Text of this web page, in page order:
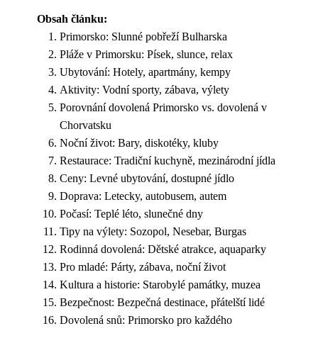
Obsah článku:
Primorsko: Slunné pobřeží Bulharska
Pláže v Primorsku: Písek, slunce, relax
Ubytování: Hotely, apartmány, kempy
Aktivity: Vodní sporty, zábava, výlety
Porovnání dovolená Primorsko vs. dovolená v
Chorvatsku
Noční život: Bary, diskotéky, kluby
Restaurace: Tradiční kuchyně, mezinárodní jídla
Ceny: Levné ubytování, dostupné jídlo
Doprava: Letecky, autobusem, autem
Počasí: Teplé léto, slunečné dny
Tipy na výlety: Sozopol, Nesebar, Burgas
Rodinná dovolená: Dětské atrakce, aquaparky
Pro mladé: Párty, zábava, noční život
Kultura a historie: Starobylé památky, muzea
Bezpečnost: Bezpečná destinace, přátelští lidé
Dovolená snů: Primorsko pro každého